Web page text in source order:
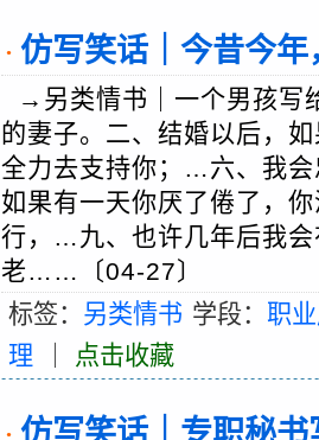
· 仿写笑话｜今昔今
→另类情书｜一个男孩写
的妻子。二、结婚以后，
全力去支持你；…六、我
如果有一天你厌了倦了，
行，…九、也许几年后我
老……〔04-27〕
标签： 另类情书 学段： 职
理
点击收藏
仿写笑话｜专职秘